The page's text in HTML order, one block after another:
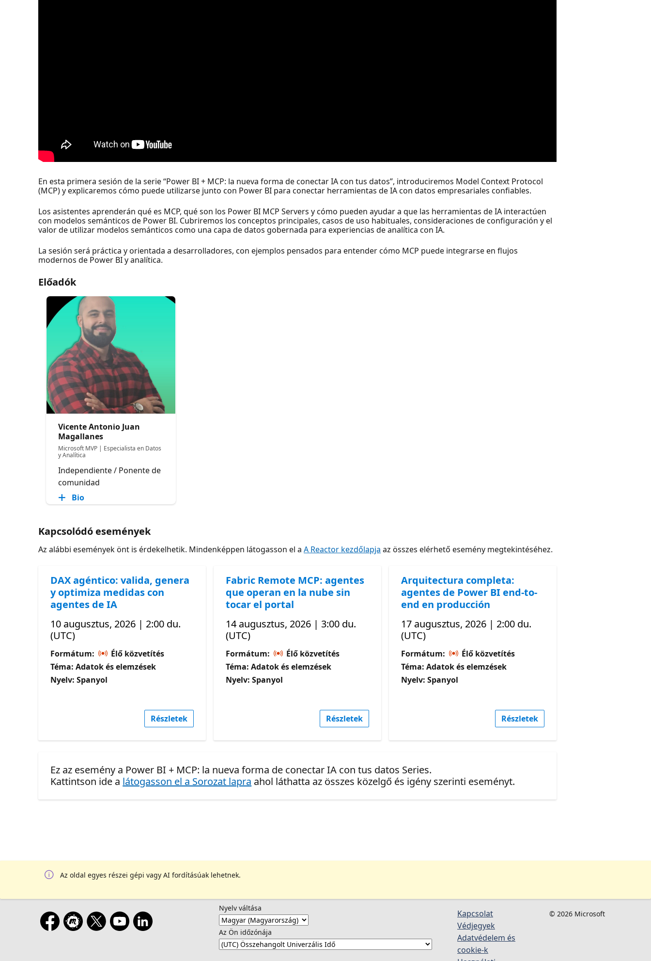
En esta primera sesión de la serie “Power BI + MCP: la nueva forma de conectar IA con tus datos”, introduciremos Model Context Protocol
(MCP) y explicaremos cómo puede utilizarse junto con Power BI para conectar herramientas de IA con datos empresariales confiables.
Los asistentes aprenderán qué es MCP, qué son los Power BI MCP Servers y cómo pueden ayudar a que las herramientas de IA interactúen
con modelos semánticos de Power BI. Cubriremos los conceptos principales, casos de uso habituales, consideraciones de configuración y el
valor de utilizar modelos semánticos como una capa de datos gobernada para experiencias de analítica con IA.
La sesión será práctica y orientada a desarrolladores, con ejemplos pensados para entender cómo MCP puede integrarse en flujos
modernos de Power BI y analítica.
Előadók
Vicente Antonio Juan
Magallanes
Microsoft MVP | Especialista en Datos
y Analítica
Independiente / Ponente de
comunidad
Bio
Kapcsolódó események
Az alábbi események önt is érdekelhetik. Mindenképpen látogasson el aA Reactor kezdőlapja az összes elérhető esemény megtekintéséhez.
DAX agéntico: valida, genera
y optimiza medidas con
agentes de IA
10 augusztus, 2026 | 2:00 du.
(UTC)
Formátum:
Élő közvetítés
Téma: Adatok és elemzések
Nyelv: Spanyol
Részletek
Fabric Remote MCP: agentes
que operan en la nube sin
tocar el portal
14 augusztus, 2026 | 3:00 du.
(UTC)
Formátum:
Élő közvetítés
Téma: Adatok és elemzések
Nyelv: Spanyol
Részletek
Arquitectura completa:
agentes de Power BI end-to-
end en producción
17 augusztus, 2026 | 2:00 du.
(UTC)
Formátum:
Élő közvetítés
Téma: Adatok és elemzések
Nyelv: Spanyol
Részletek
Ez az esemény a Power BI + MCP: la nueva forma de conectar IA con tus datos Series.
Kattintson ide a látogasson el a Sorozat lapra ahol láthatta az összes közelgő és igény szerinti eseményt.
Az oldal egyes részei gépi vagy AI fordításúak lehetnek.
Nyelv váltása
Az Ön időzónája
Kapcsolat
Védjegyek
Adatvédelem és
cookie-k
© 2026 Microsoft